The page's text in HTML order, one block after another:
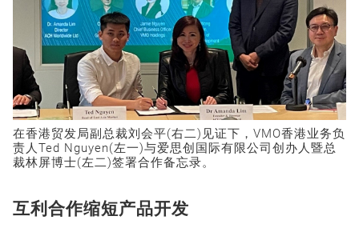
在香港贸发局副总裁刘会平(右二)见证下，VMO香港业务负
责人Ted Nguyen(左一)与爱思创国际有限公司创办人暨总
裁林屏博士(左二)签署合作备忘录。
互利合作缩短产品开发